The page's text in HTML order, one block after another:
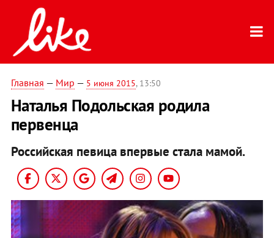
Главная — Мир — 5 июня 2015, 13:50
Наталья Подольская родила
первенца
Российская певица впервые стала мамой.